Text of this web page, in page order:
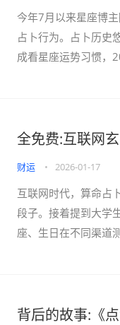
今年7月以来星座博
占卜行为。占卜历史
成看星座运势习惯，
全免费:互联网
财运 • 2026-01-17
互联网时代，算命占
段子。接着提到大学
座、生日在不同渠道
背后的故事:《